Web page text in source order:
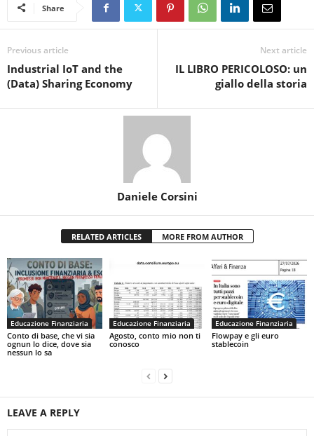
Share
Previous article
Industrial IoT and the
(Data) Sharing Economy
Next article
IL LIBRO PERICOLOSO: un
giallo della storia
Daniele Corsini
RELATED ARTICLES MORE FROM AUTHOR
Educazione Finanziaria
Conto di base, che vi sia
ognun lo dice, dove sia
nessun lo sa
Educazione Finanziaria
Agosto, conto mio non ti
conosco
Educazione Finanziaria
Flowpay e gli euro
stablecoin
LEAVE A REPLY